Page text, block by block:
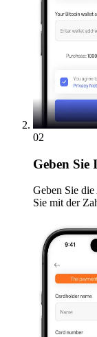
02
Geben Sie
Geben Sie
Sie mit der